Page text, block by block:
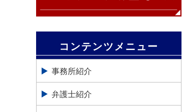
コンテンツメニュー
事務所紹介
弁護士紹介